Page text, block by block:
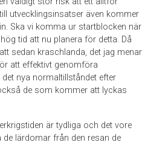
utvecklingsinsatser även kommer
Ska vi komma ur startblocken när
tid att nu planera för detta. Då
sedan kraschlanda, det jag menar
att effektivt genomföra
nya normaltillståndet efter
de som kommer att lyckas
är tydliga och det vore
de lärdomar från den resan de